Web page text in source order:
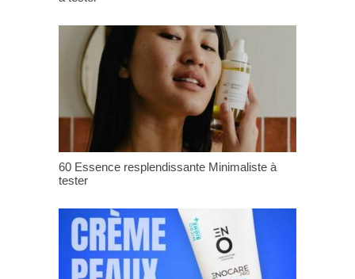
60 Essence resplendissante Minimaliste à
tester